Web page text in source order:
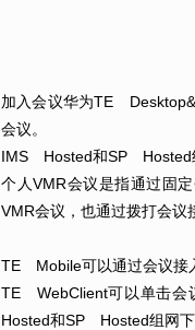
加入会议华为TE
会议。
IMS Hosted和SP Hosted
个人VMR会议是指通过固
VMR会议，也通过拨打会议
TE Mobile可以通过会议接
TE WebClient可以单击会
Hosted和SP Hosted组网下